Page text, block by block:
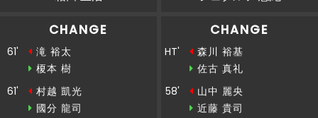
CHANGE
61'
滝 裕太
榎本 樹
61'
村越 凱光
國分 龍司
CHANGE
HT'
森川 裕基
佐古 真礼
58'
山中 麗央
近藤 貴司